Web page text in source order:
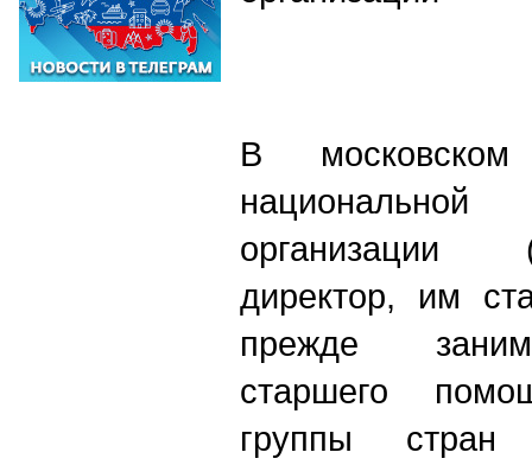
В
организации
директор, им
прежде
старшего
группы